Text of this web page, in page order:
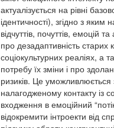
актуалізується на рівні
ідентичності), згідно з яким
відчуттів, почуттів, емоцій
про дезадаптивність старих
соціокультурних реаліях, а
потребу їх зміни і про
ризиків. Це уможливлюється
налагодженому контакту із
входження в емоційний
відокремити інтроекти від